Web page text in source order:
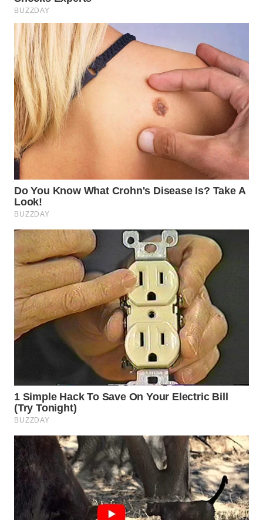
TIMUR
WN
SEMARANG
WN
SOLO
WN
BOROBUDUR
MADURA
WN
WN
NATUNA
WN
BINTAN
WN
LIKUPANG
LABUANBAJO
WN
BORNEO
Wahana